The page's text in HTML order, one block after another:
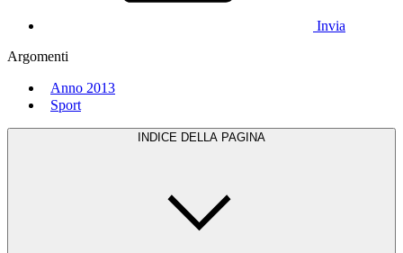
Invia
Argomenti
Anno 2013
Sport
INDICE DELLA PAGINA